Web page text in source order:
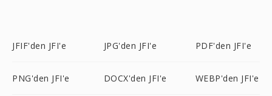
JFIF'den JFI'e JPG'den JFI'e PDF'den JFI'e
PNG'den JFI'e DOCX'den JFI'e WEBP'den JFI'e